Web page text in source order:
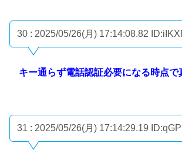
30 : 2025/05/26(月) 17:14:08.82
キー通らず電話認証必要になる時点で
31 : 2025/05/26(月) 17:14:29.19